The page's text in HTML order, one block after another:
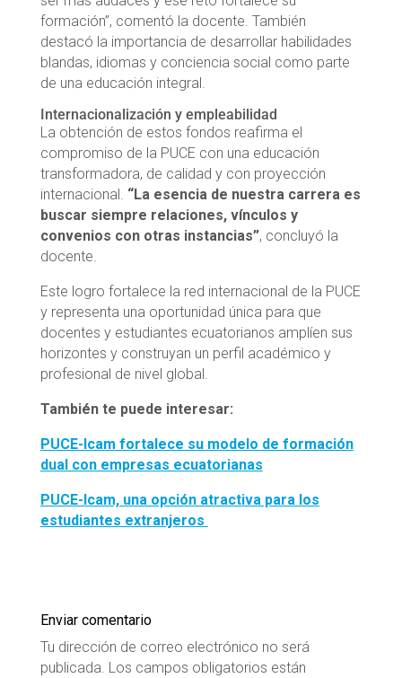
formación”, comentó la docente. También
destacó la importancia de desarrollar habilidades
blandas, idiomas y conciencia social como parte
de una educación integral.
Internacionalización y empleabilidad
La obtención de estos fondos reafirma el
compromiso de la PUCE con una educación
transformadora, de calidad y con proyección
internacional. “La esencia de nuestra carrera es
buscar siempre relaciones, vínculos y
convenios con otras instancias”, concluyó la
docente.
Este logro fortalece la red internacional de la PUCE
y representa una oportunidad única para que
docentes y estudiantes ecuatorianos amplíen sus
horizontes y construyan un perfil académico y
profesional de nivel global.
También te puede interesar:
PUCE-Icam fortalece su modelo de formación
dual con empresas ecuatorianas
PUCE-Icam, una opción atractiva para los
estudiantes extranjeros
Enviar comentario
Tu dirección de correo electrónico no será
publicada. Los campos obligatorios están